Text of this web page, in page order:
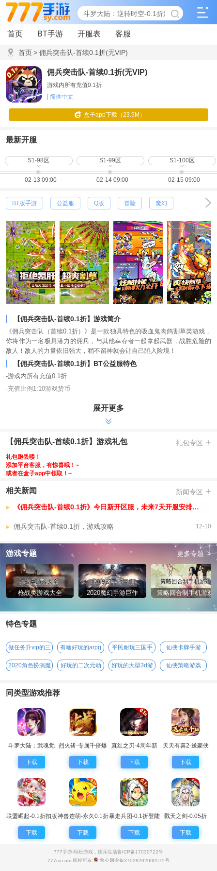
首页 BT手游 开服表 客服
首页> 佣兵突击队-首续0.1折(无VIP)
佣兵突击队-首续0.1折(无VIP)
游戏内所有充值0.1折
| 简体中文
盒子app下载（23.9M）
最新开服
S1-98区
02-13 09:00
S1-99区
02-14 09:00
S1-100区
02-15 09:00
BT版手游 公益服 Q版 冒险 魔幻
【佣兵突击队-首续0.1折】游戏简介
《佣兵突击队（首续0.1折）》是一款独具特色的吸血鬼肉鸽割草类游戏，
你将作为一名极具潜力的佣兵，与其他幸存者一起拿起武器，战胜危险的
敌人！敌人的力量依旧强大，稍不留神就会让自己陷入险境！
【佣兵突击队-首续0.1折】BT公益服特色
-游戏内所有充值0.1折
-充值比例1:10游戏货币
-
【佣兵突击队-首续0.1折】VIP介绍
无VIP
展开更多
【佣兵突击队-首续0.1折】游戏礼包 礼包专区 +
礼包跑丢喽！
添加平台客服，有惊喜哦！~
或者在盒子app中领取！~
相关新闻 新闻专区 +
《佣兵突击队-首续0.1折》今日新开区服，未来7天开服安排，已开区服
佣兵突击队-首续0.1折，游戏攻略 12-10
游戏专题 更多专题 >
枪战类游戏大全 2020魔幻手游巨作 策略回合制手机游戏
特色专题
做任务升vip的三
有啥好玩的arpg
平民耐玩三国手
仙侠卡牌手游
2020角色扮演魔
好玩的二次元动
好玩的大型3d游
仙侠策略游戏
同类型游戏推荐
斗罗大陆：武魂觉
醒
下载
烈火斩-专属千倍爆
下载
真红之刃-4周年新
版本0.1折
下载
天天有喜2-送豪侠
千抽
下载
联盟崛起-0.1折扣版
下载
神兽连萌-永久0.1折
下载
暴走兵团-0.1折登陆
送千抽
下载
戮天之剑-0.05折
下载
777手游-轻松游戏，快乐生活鲁ICP备17030722号
777sy.com 版权所有
鲁公网安备37028202000575号